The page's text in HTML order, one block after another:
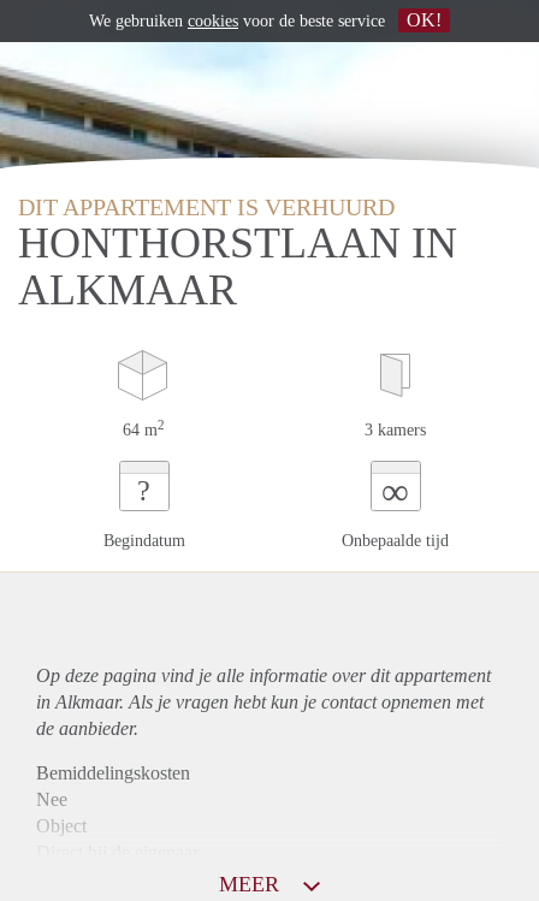
DIT APPARTEMENT IS VERHUURD
HONTHORSTLAAN IN
ALKMAAR
64 m2 3 kamers
?
Begindatum
∞
Onbepaalde tijd
Op deze pagina vind je alle informatie over ditappartement
in Alkmaar. Als je vragen hebt kun je contact opnemen met
de aanbieder.
Bemiddelingskosten
Nee
Object
MEER
We gebruiken cookies voor de beste service OK!